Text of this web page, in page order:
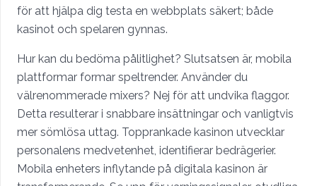
för att hjälpa dig testa en webbplats säkert; både
kasinot och spelaren gynnas.
Hur kan du bedöma pålitlighet? Slutsatsen är, mobila
plattformar formar speltrender. Använder du
välrenommerade mixers? Nej för att undvika flaggor.
Detta resulterar i snabbare insättningar och vanligtvis
mer sömlösa uttag. Topprankade kasinon utvecklar
personalens medvetenhet, identifierar bedrägerier.
Mobila enheters inflytande på digitala kasinon är